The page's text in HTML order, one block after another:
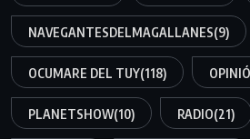
NAVEGANTESDELMAGALLANES(9)
OCUMARE DEL TUY(118)
PLANETSHOW(10) RADIO(21)